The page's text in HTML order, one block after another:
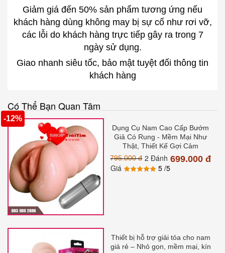
Giảm giá đến 50% sản phẩm tương ứng nếu
khách hàng dùng không may bị sự cố như rơi vỡ,
các lỗi do khách hàng trực tiếp gây ra trong 7
ngày sử dụng.
Giao nhanh siêu tốc, bảo mật tuyệt đối thông tin
khách hàng
Có Thể Bạn Quan Tâm
Dụng Cụ Nam Cao Cấp Bướm
Giả Có Rung - Mềm Mại Như
Thật, Thiết Kế Gợi Cảm
795.000 đ
699.000 đ
-12%
2 Đánh
Giá
5 /5
Thiết bị hỗ trợ giải tỏa cho nam
giá rẻ – Nhỏ gọn, mềm mại, kín